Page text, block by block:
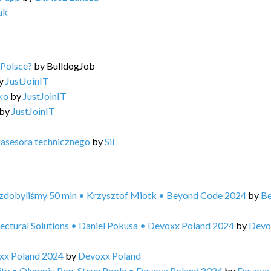
by BulldogJob
JustJoinIT
by JustJoinIT
JustJoinIT
technicznego bySii
50 mln • Krzysztof Miotk • Beyond Code 2024 by
Solutions • Daniel Pokusa • Devoxx Poland 2024 by
Poland 2024 by Devoxx Poland